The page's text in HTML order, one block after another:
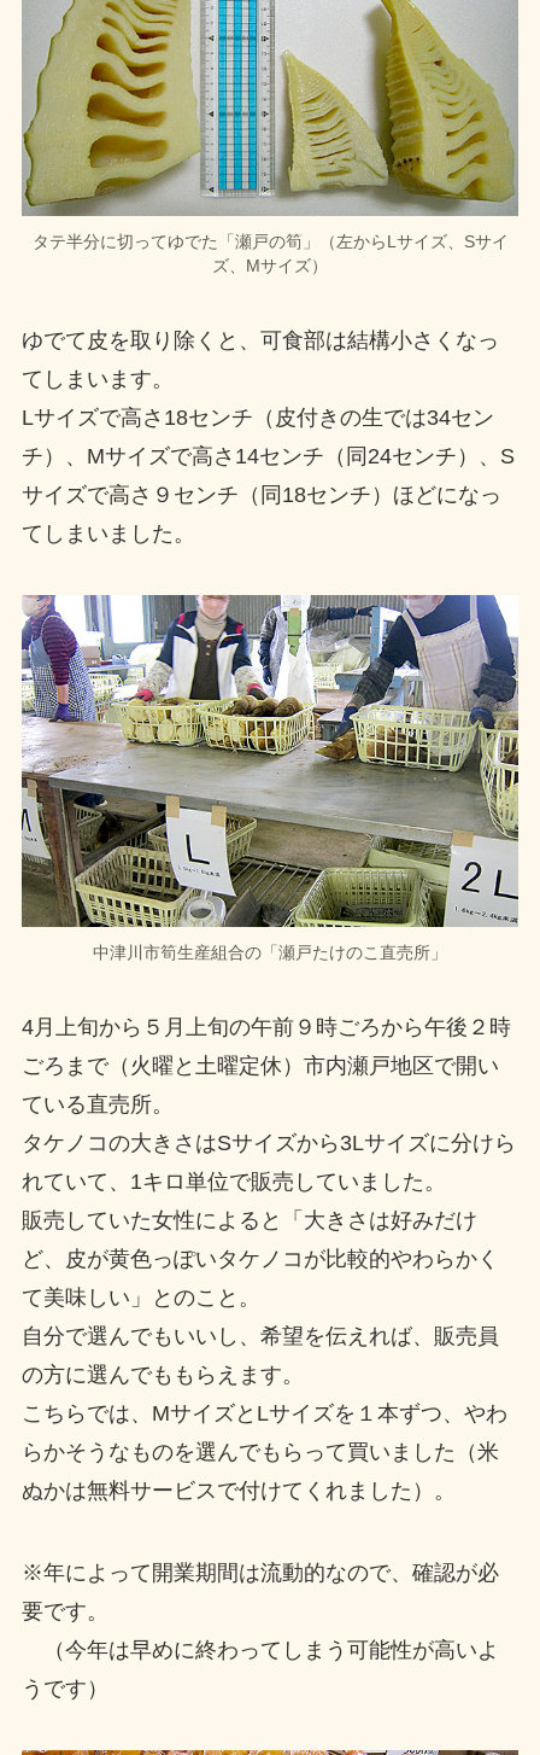
タテ半分に切ってゆでた「瀬戸の筍」（左からLサイズ、Sサイ
ズ、Mサイズ）
ゆでて皮を取り除くと、可食部は結構小さくなっ
てしまいます。
Lサイズで高さ18センチ（皮付きの生では34セン
チ）、Mサイズで高さ14センチ（同24センチ）、S
サイズで高さ９センチ（同18センチ）ほどになっ
てしまいました。
中津川市筍生産組合の「瀬戸たけのこ直売所」
4月上旬から５月上旬の午前９時ごろから午後２時
ごろまで（火曜と土曜定休）市内瀬戸地区で開い
ている直売所。
タケノコの大きさはSサイズから3Lサイズに分けら
れていて、1キロ単位で販売していました。
販売していた女性によると「大きさは好みだけ
ど、皮が黄色っぽいタケノコが比較的やわらかく
て美味しい」とのこと。
自分で選んでもいいし、希望を伝えれば、販売員
の方に選んでももらえます。
こちらでは、MサイズとLサイズを１本ずつ、やわ
らかそうなものを選んでもらって買いました（米
ぬかは無料サービスで付けてくれました）。
※年によって開業期間は流動的なので、確認が必
要です。
（今年は早めに終わってしまう可能性が高いよ
うです）